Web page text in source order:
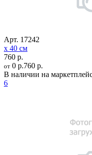
Арт. 17242
х 40 см
760 р.
от 0 р.760 р.
В наличии на
6